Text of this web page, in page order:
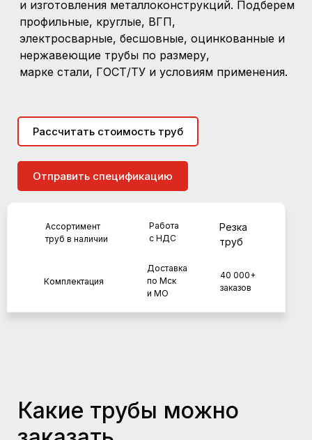
Работа
с НДС
40 000+
заказов
Доставка
по Мск
и МО
Комплектация
Резка
труб
Ассортимент
труб в наличии
Рассчитать стоимость труб
Отправить спецификацию
и изготовления металлоконструкций. Подберем
профильные, круглые, ВГП,
электросварные, бесшовные, оцинкованные и
нержавеющие трубы по размеру,
марке стали, ГОСТ/ТУ и условиям применения.
Какие трубы можно